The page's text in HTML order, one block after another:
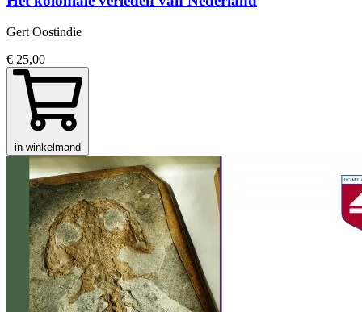
Gert Oostindie
€ 25,00
in winkelmand